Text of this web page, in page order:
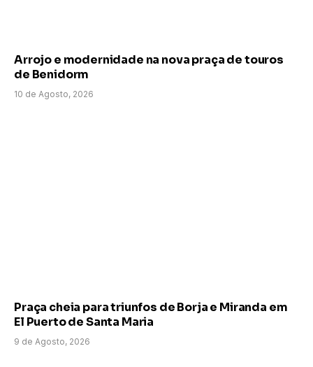
Arrojo e modernidade na nova praça de touros
de Benidorm
10 de Agosto, 2026
Praça cheia para triunfos de Borja e Miranda em
El Puerto de Santa Maria
9 de Agosto, 2026